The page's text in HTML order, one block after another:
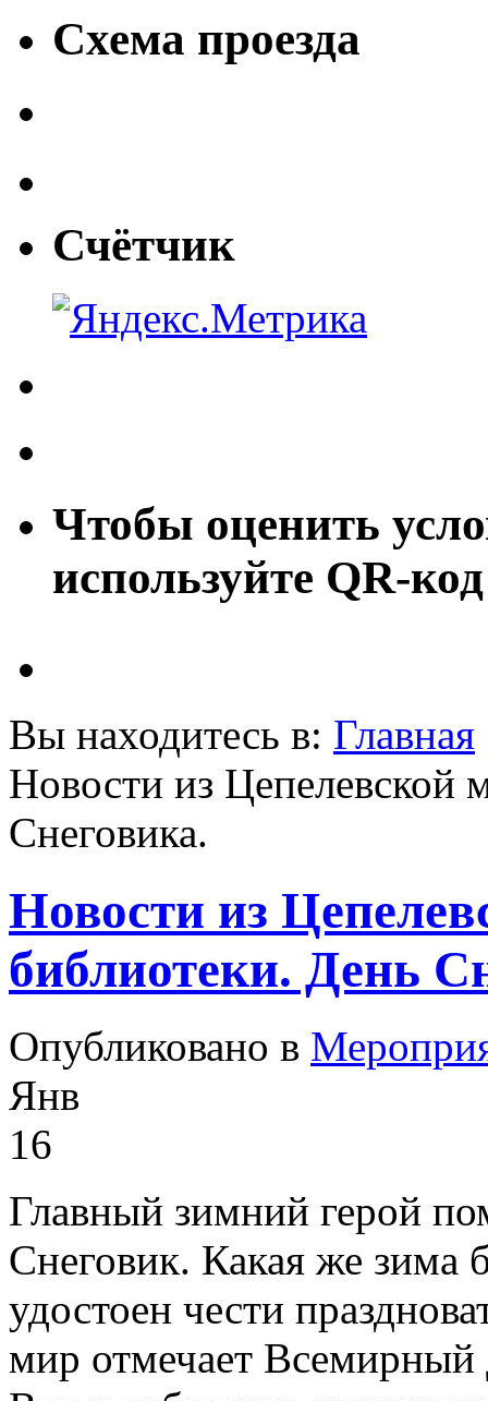
Схема проезда
Счётчик
Чтобы оценить
используйте QR-код
Вы находитесь в: Главная
Новости из Цепелевской
Снеговика.
Новости из
библиотеки. День
Опубликовано в
Янв
16
Главный зимний герой
Снеговик. Какая же зима
удостоен чести
мир отмечает Всемирный